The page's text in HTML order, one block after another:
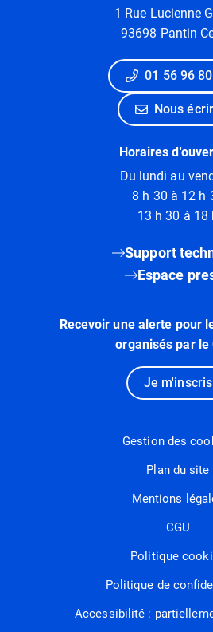
1 Rue Lucienne
93698 Pantin
01 56 96
Nous
Horaires
Du lundi au
8 h 30 à 12 h
13 h 30 à 18
Support
Espace
Recevoir une alerte pour
organisés par le
Je m'inscris
Gestion des
Plan du site
Mentions
CGU
Politique
Politique de
Accessibilité :